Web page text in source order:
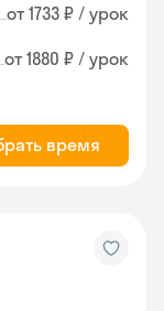
от 1733 ₽ / урок
от 1880 ₽ / урок
время